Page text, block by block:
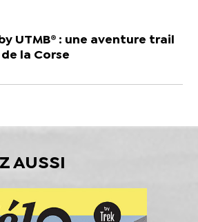
UTMB® : une aventure trail
la Corse
AUSSI